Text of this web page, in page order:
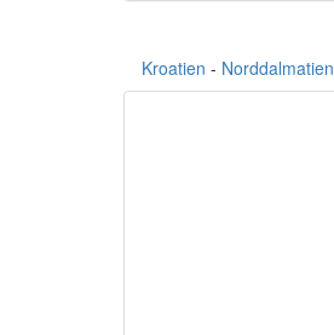
Kroatien - Norddalmatien